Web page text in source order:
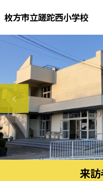
枚方市立蹉跎西小学校
来